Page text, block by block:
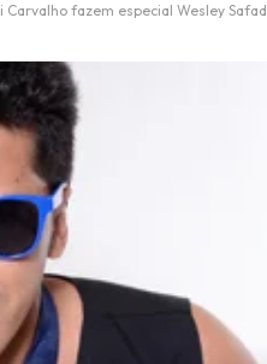
Carvalho fazem especial Wesley